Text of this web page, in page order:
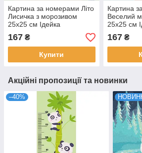
Картина за номерами Літо
Лисичка з морозивом
25х25 см Ідейка
(KHO1254)
167 ₴
Купити
Картина
Веселий
25х25 см
(KHO1267)
167₴
Акційні пропозиції та новинки
–40%